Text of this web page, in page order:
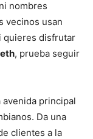
nombres
vecinos usan
quieres disfrutar
, prueba seguir
avenida principal
Da una
clientes a la